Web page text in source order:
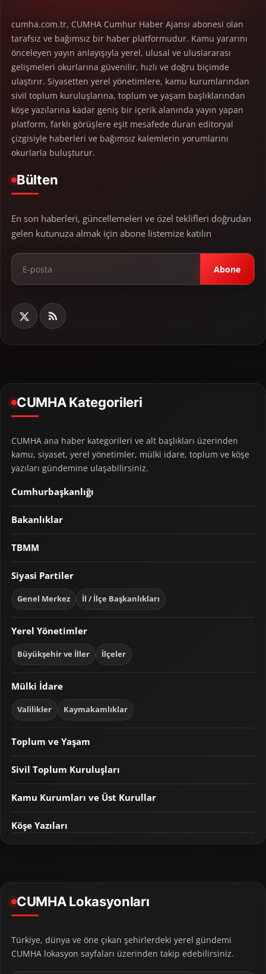
cumha.com.tr, CUMHA Cumhur Haber Ajansı abonesi olan
tarafsız ve bağımsız bir haber platformudur. Kamu yararını
önceleyen yayın anlayışıyla yerel, ulusal ve uluslararası
gelişmeleri okurlarına güvenilir, hızlı ve doğru biçimde
ulaştırır. Siyasetten yerel yönetimlere, kamu kurumlarından
sivil toplum kuruluşlarına, toplum ve yaşam başlıklarından
köşe yazılarına kadar geniş bir içerik alanında yayın yapan
platform, farklı görüşlere eşit mesafede duran editoryal
çizgisiyle haberleri ve bağımsız kalemlerin yorumlarını
okurlarla buluşturur.
Bülten
En son haberleri, güncellemeleri ve özel teklifleri doğrudan
gelen kutunuza almak için abone listemize katılın
Abone
CUMHA Kategorileri
CUMHA ana haber kategorileri ve alt başlıkları üzerinden
kamu, siyaset, yerel yönetimler, mülki idare, toplum ve köşe
yazıları gündemine ulaşabilirsiniz.
Cumhurbaşkanlığı
Bakanlıklar
TBMM
Siyasi Partiler
Genel Merkez İl / İlçe Başkanlıkları
Yerel Yönetimler
Büyükşehir ve İller İlçeler
Mülki İdare
Valilikler Kaymakamlıklar
Toplum ve Yaşam
Sivil Toplum Kuruluşları
Kamu Kurumları ve Üst Kurullar
Köşe Yazıları
CUMHA Lokasyonları
Türkiye, dünya ve öne çıkan şehirlerdeki yerel gündemi
CUMHA lokasyon sayfaları üzerinden takip edebilirsiniz.